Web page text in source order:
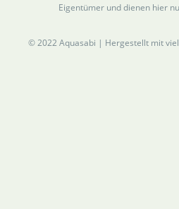
Eigentümer und dienen hier
© 2022 Aquasabi | Hergestellt mit viel